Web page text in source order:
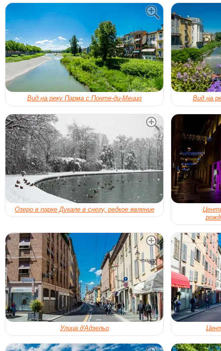
Вид на реку Парма с Понте-ди-Меццо Вид на
Озеро в парке Дукале в снегу, редкое явление
Улица д'Адзельо